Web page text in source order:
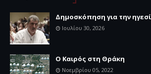
Δημοσκόπηση για την
Ιουλίου 30, 2026
Ο Καιρός στη Θράκη
Νοεμβρίου 05, 2022